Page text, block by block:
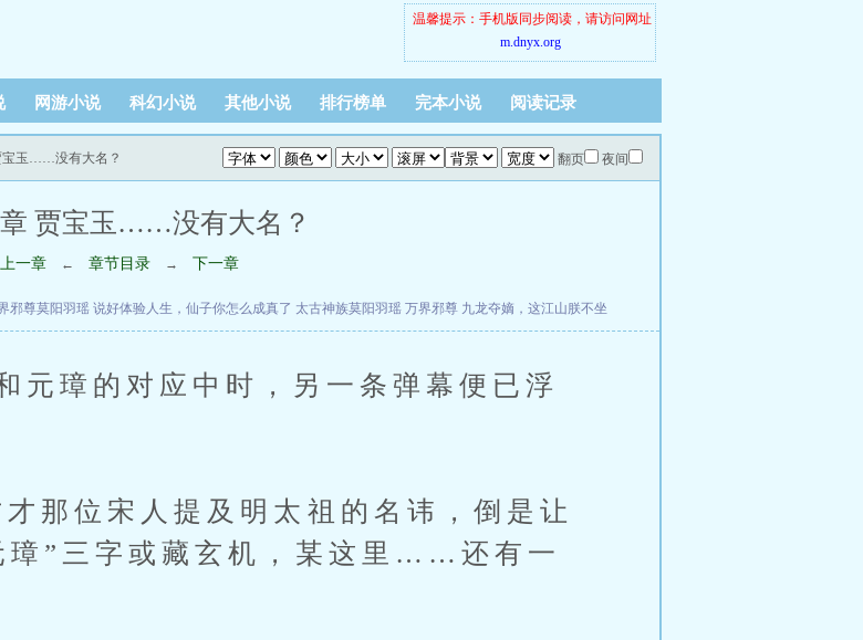
温馨提示：手机版同步阅读，请访问网址
m.dnyx.org
网游小说 科幻小说 其他小说 排行榜单 完本小说 阅读记录
翻页 夜间
宝玉……没有大名？
贾宝玉……没有大名？
上一章 ← 章节目录 → 下一章
邪尊莫阳羽瑶 说好体验人生，仙子你怎么成真了 太古神族莫阳羽瑶 万界邪尊 九龙夺嫡，这江山朕不坐
元璋的对应中时，另一条弹幕便已浮
才那位宋人提及明太祖的名讳，倒是让
璋”三字或藏玄机，某这里……还有一